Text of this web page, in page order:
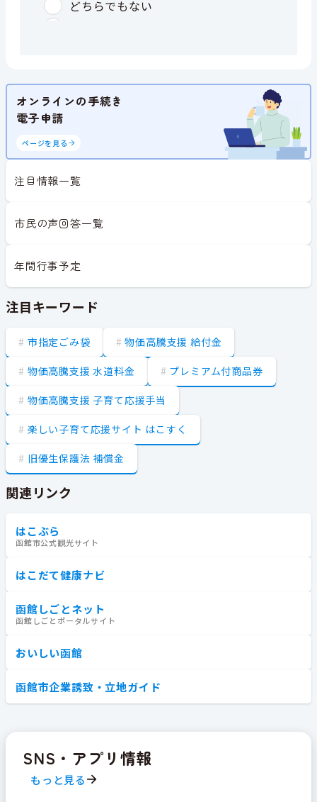
オンラインの手続き
電子申請
ページを見る
注目情報一覧
市民の声回答一覧
年間行事予定
注目キーワード
市指定ごみ袋 物価高騰支援 給付金
物価高騰支援 水道料金 プレミアム付商品券
物価高騰支援 子育て応援手当
楽しい子育て応援サイト はこすく
旧優生保護法 補償金
関連リンク
はこぶら
函館市公式観光サイト
はこだて健康ナビ
函館しごとネット
函館しごとポータルサイト
おいしい函館
函館市企業誘致・立地ガイド
SNS・アプリ情報
もっと見る